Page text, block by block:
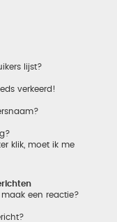
lijst?
verkeerd!
klik, moet ik me
een reactie?